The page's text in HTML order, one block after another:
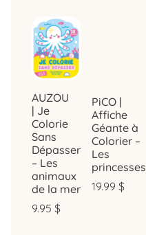
AUZOU
| Je
Colorie
Sans
Dépasser
– Les
animaux
de la mer
9.95 $
PiCO |
Affiche
Géante à
Colorier –
Les
princesses
19.99 $